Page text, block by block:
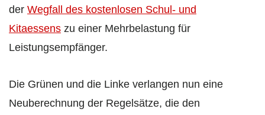
der Wegfall des kostenlosen Schul- und
Kitaessens zu einer Mehrbelastung für
Leistungsempfänger.
Die Grünen und die Linke verlangen nun eine
Neuberechnung der Regelsätze, die den